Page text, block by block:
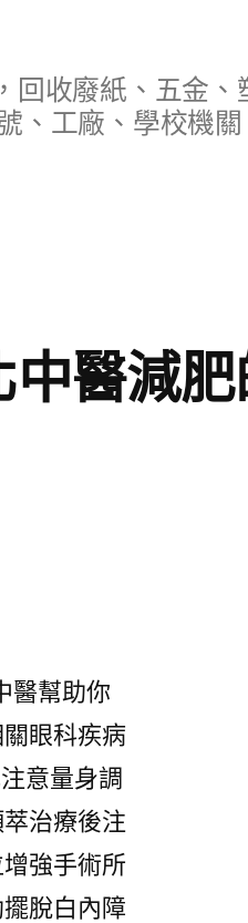
回收廢紙、五金、
、工廠、學校機
醫減
醫幫助你
眼科疾病
意量身調
治療後注
強手術所
脫白內障